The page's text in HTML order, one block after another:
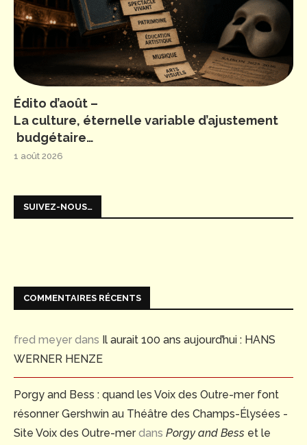
Édito d’août –
La culture, éternelle variable d’ajustement
budgétaire…
1 août 2026
SUIVEZ-NOUS…
COMMENTAIRES RÉCENTS
fred meyer dans Il aurait 100 ans aujourd’hui : HANS
WERNER HENZE
Porgy and Bess : quand les Voix des Outre-mer font
résonner Gershwin au Théâtre des Champs-Élysées -
Site Voix des Outre-merdans Porgy and Bess et le